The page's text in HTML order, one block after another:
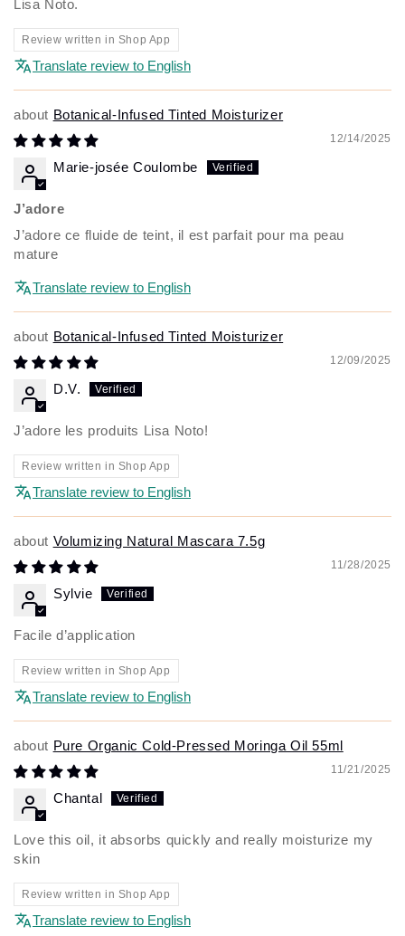
Lisa Noto.
Review written in Shop App
Translate review to English
Botanical-Infused Tinted Moisturizer
12/14/2025
Marie-josée Coulombe
J’adore
J’adore ce fluide de teint, il est parfait pour ma peau
mature
Translate review to English
Botanical-Infused Tinted Moisturizer
12/09/2025
D.V.
J’adore les produits Lisa Noto!
Review written in Shop App
Translate review to English
Volumizing Natural Mascara 7.5g
11/28/2025
Sylvie
Facile d’application
Review written in Shop App
Translate review to English
Pure Organic Cold-Pressed Moringa Oil 55ml
11/21/2025
Chantal
Love this oil, it absorbs quickly and really moisturize my
skin
Review written in Shop App
Translate review to English